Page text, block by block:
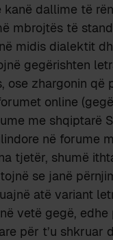
kanë dallime të
mbrojtës të
midis dialektit
gegërishten
ose zhargonin që
online
me shqiptarë
në forume
tjetër, shumë
se janë
atë variant
vetë gegë, edhe
për t’u shkruar